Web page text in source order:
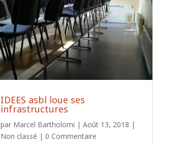
IDEES asbl loue ses
infrastructures
par Marcel Bartholomi |Août 13, 2018 |
Non classé | 0 Commentaire